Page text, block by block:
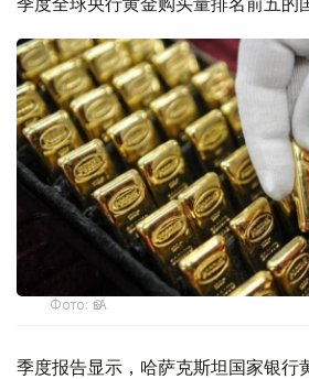
Фото: ӨзА
季度报告显示，哈萨克斯坦国家银行